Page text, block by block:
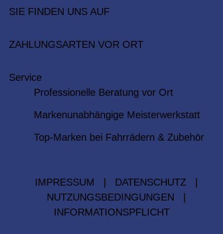
SIE FINDEN UNS AUF
ZAHLUNGSARTEN VOR ORT
Service
Professionelle Beratung vor Ort
Markenunabhängige Meisterwerkstatt
Top-Marken bei Fahrrädern & Zubehör
IMPRESSUM DATENSCHUTZ
NUTZUNGSBEDINGUNGEN
INFORMATIONSPFLICHT